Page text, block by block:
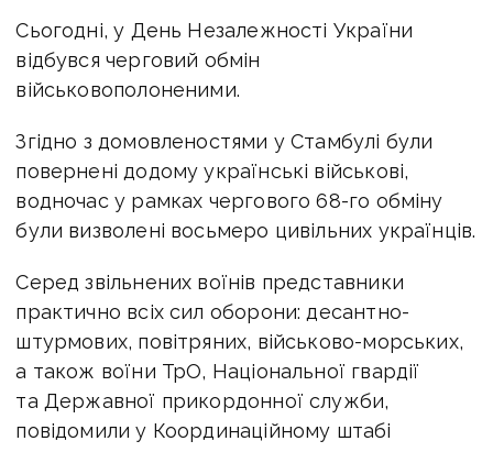
Сьогодні, у День Незалежності України
відбувся черговий обмін
військовополоненими.
Згідно з домовленостями у Стамбулі були
повернені додому українські військові,
водночас у рамках чергового 68-го обміну
були визволені восьмеро цивільних українців.
Серед звільнених воїнів представники
практично всіх сил оборони: десантно-
штурмових, повітряних, військово-морських,
а також воїни ТрО, Національної гвардії
та Державної прикордонної служби,
повідомили у Координаційному штабі